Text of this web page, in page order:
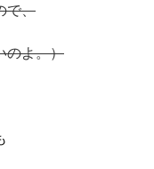
で、
のよ。）